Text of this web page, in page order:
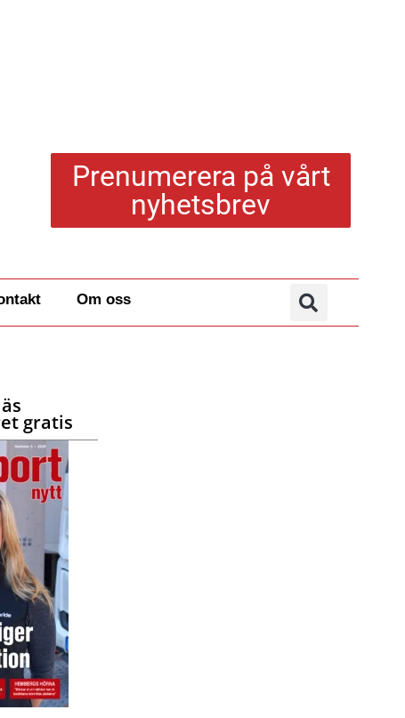
Prenumerera på vårt
nyhetsbrev
Om oss
gratis